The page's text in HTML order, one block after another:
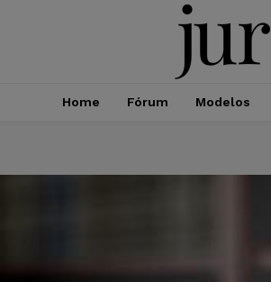
Home Fórum Modelos